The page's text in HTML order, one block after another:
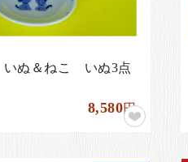
ぬ＆ねこ いぬ3点
8,580円